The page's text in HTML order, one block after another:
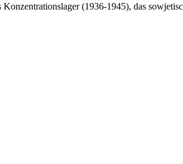
(1936-1945), das